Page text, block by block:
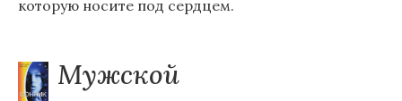
которую носите под сердцем.
Мужской